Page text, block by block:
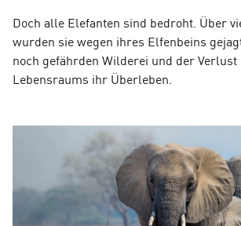
Doch alle Elefanten sind bedroht. Über
wurden sie wegen ihres Elfenbeins
noch gefährden Wilderei und der Verlust
Lebensraums ihr Überleben.